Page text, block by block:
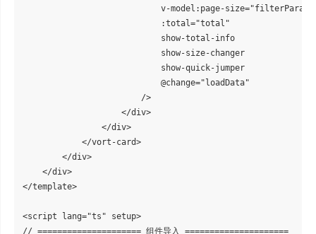
v-model:page-
                            :total="total"
                            show-total-info
                            show-size-changer
                            show-quick-jumper
                            @change="loadData"
                        />
                    </div>
                </div>
            </vort-card>
        </div>
    </div>
</template>
<script lang="ts" setup>
// ===================== 组件导入 =====================